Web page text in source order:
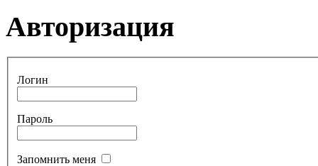
Авторизация
Логин
Пароль
Запомнить меня